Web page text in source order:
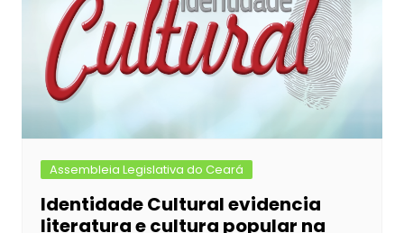
Assembleia Legislativa do Ceará
Identidade Cultural evidencia
literatura e cultura popular na